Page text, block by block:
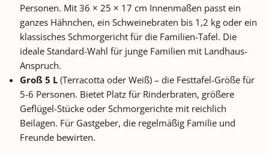
identische Funktion, dieselben
Maße und Materialeigenschaften
– die Wahl ist allein eine Stilfrage.
Für die klassischen Sonntags- und
Festtags-Gerichte Mit
Innenmaßen von 36 × 26 × 18
Zentimetern und 3,5 Litern
Volumen ist der Jubiläums-Bräter
optimal für 4-6 Personen-Gerichte
ausgelegt: Ganzes Hähnchen für
3-4 Personen mit Beilagen, 60-75
identische Funktion,
Maße und
– die Wahl ist allein eine
Für die klassischen
Zentimetern und 3,5
Volumen ist der Jubiläums-
optimal für 4-6 Personen-
ausgelegt: Ganzes
Personen. Mit 36 × 25 × 17 cm Innenmaßen passt ein
ganzes Hähnchen, ein Schweinebraten bis 1,2 kg oder ein
klassisches Schmorgericht für die Familien-Tafel. Die
ideale Standard-Wahl für junge Familien mit Landhaus-
Anspruch.
Groß 5 L (Terracotta oder Weiß) – die Festtafel-Größe für
5-6 Personen. Bietet Platz für Rinderbraten, größere
Geflügel-Stücke oder Schmorgerichte mit reichlich
Beilagen. Für Gastgeber, die regelmäßig Familie und
Freunde bewirten.